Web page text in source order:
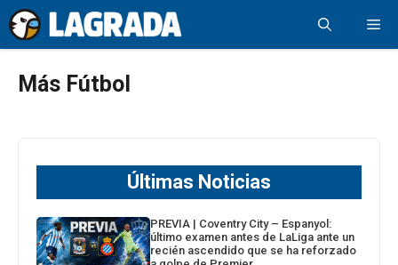
Saltar
al
contenido
Más Fútbol
Últimas Noticias
PREVIA | Coventry City – Espanyol:
último examen antes de LaLiga ante un
recién ascendido que se ha reforzado